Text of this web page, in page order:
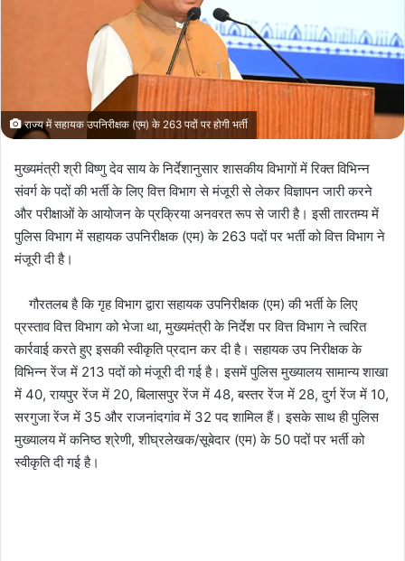
राज्य में सहायक उपनिरीक्षक (एम) के 263 पदों पर होगी भर्ती
मुख्यमंत्री श्री विष्णु देव साय के निर्देशानुसार शासकीय विभागों में रिक्त विभिन्न
संवर्ग के पदों की भर्ती के लिए वित्त विभाग से मंजूरी से लेकर विज्ञापन जारी करने
और परीक्षाओं के आयोजन के प्रक्रिया अनवरत रूप से जारी है। इसी तारतम्य में
पुलिस विभाग में सहायक उपनिरीक्षक (एम) के 263 पदों पर भर्ती को वित्त विभाग ने
मंजूरी दी है।
गौरतलब है कि गृह विभाग द्वारा सहायक उपनिरीक्षक (एम) की भर्ती के लिए
प्रस्ताव वित्त विभाग को भेजा था, मुख्यमंत्री के निर्देश पर वित्त विभाग ने त्वरित
कार्रवाई करते हुए इसकी स्वीकृति प्रदान कर दी है। सहायक उप निरीक्षक के
विभिन्न रेंज में 213 पदों को मंजूरी दी गई है। इसमें पुलिस मुख्यालय सामान्य शाखा
में 40, रायपुर रेंज में 20, बिलासपुर रेंज में 48, बस्तर रेंज में 28, दुर्ग रेंज में 10,
सरगुजा रेंज में 35 और राजनांदगांव में 32 पद शामिल हैं। इसके साथ ही पुलिस
मुख्यालय में कनिष्ठ श्रेणी, शीघ्रलेखक/सूबेदार (एम) के 50 पदों पर भर्ती को
स्वीकृति दी गई है।